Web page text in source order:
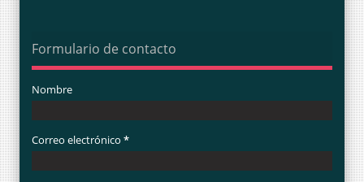
Formulario de contacto
Nombre
Correo electrónico *